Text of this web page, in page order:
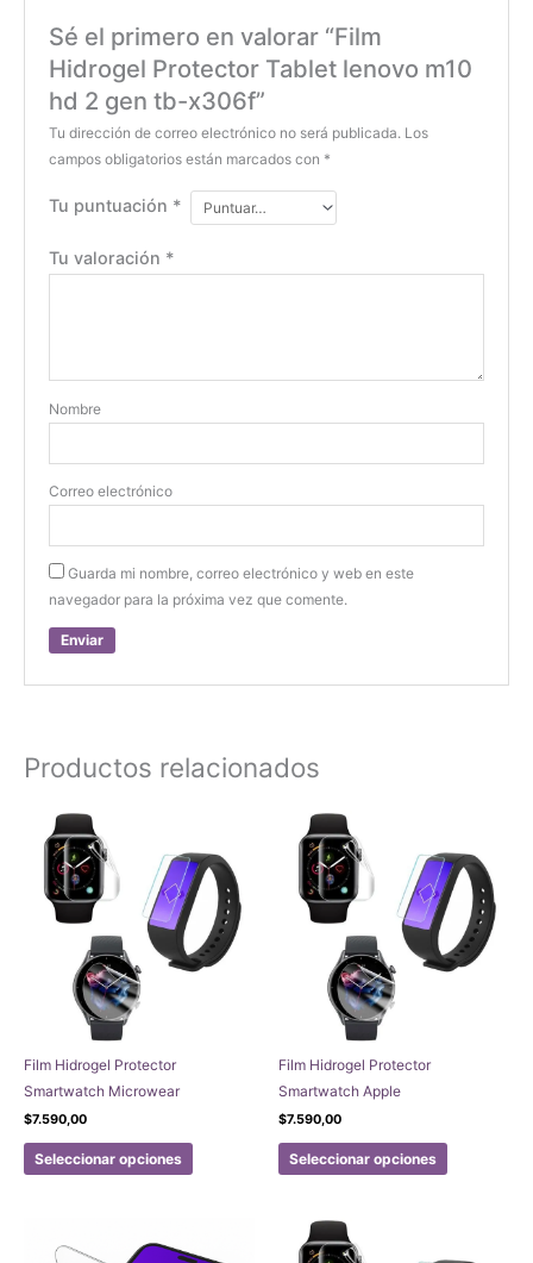
Sé el primero en valorar “Film
Hidrogel Protector Tablet lenovo m10
hd 2 gen tb-x306f”
Tu dirección de correo electrónico no será publicada. Los
campos obligatorios están marcados con *
Tu puntuación *
Tu valoración *
Nombre
Correo electrónico
Guarda mi nombre, correo electrónico y web en este
navegador para la próxima vez que comente.
Productos relacionados
Film Hidrogel Protector
Smartwatch Microwear
$7.590,00
Seleccionar opciones
Este
producto
variantes.
Film Hidrogel Protector
Smartwatch Apple
$7.590,00
Seleccionar opciones
Este
producto